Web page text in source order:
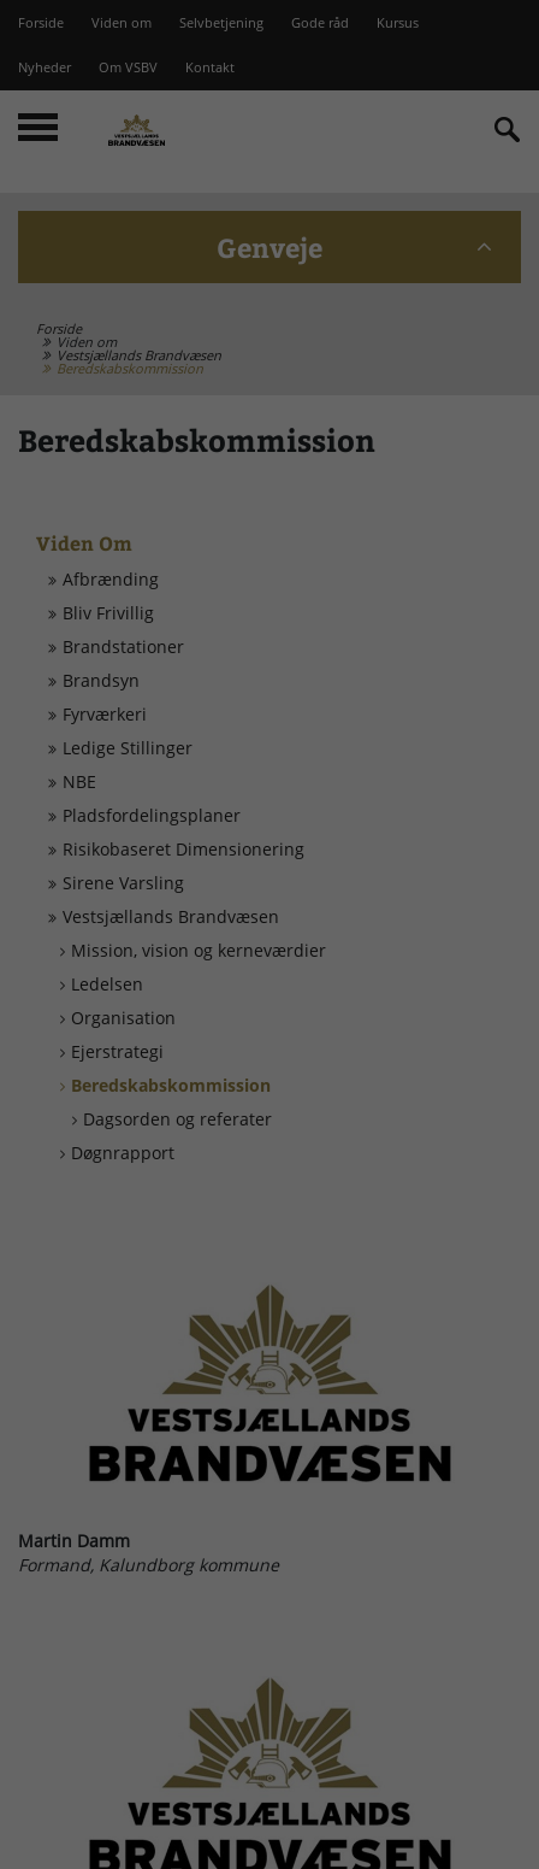
Forside Viden om Selvbetjening Gode råd Kursus
Nyheder Om VSBV Kontakt
Genveje
Beredskabskommission
Døgnrapport
EAN nummer
Fyrværkeri
Kontakt
Ledige Stillinger
Skorsten
Tilslutning af alarmer
Forside
Viden om
Vestsjællands Brandvæsen
Beredskabskommission
Beredskabskommission
Viden Om
Afbrænding
Bliv Frivillig
Brandstationer
Brandsyn
Fyrværkeri
Ledige Stillinger
NBE
Pladsfordelingsplaner
Risikobaseret Dimensionering
Sirene Varsling
Vestsjællands Brandvæsen
Mission, vision og kerneværdier
Ledelsen
Organisation
Ejerstrategi
Beredskabskommission
Dagsorden og referater
Døgnrapport
Martin Damm
Formand, Kalundborg kommune